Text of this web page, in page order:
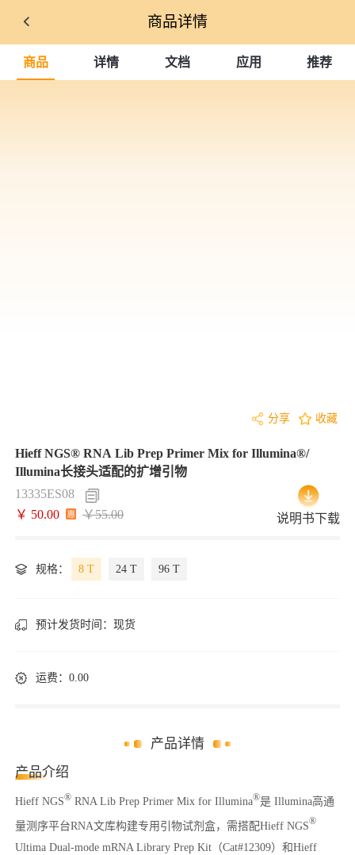
商品详情
商品 详情 文档 应用 推荐
分享 收藏
Hieff NGS® RNA Lib Prep Primer Mix for Illumina®/
Illumina长接头适配的扩增引物
13335ES08
￥ 50.00
￥55.00 说明书下载
规格： 8 T 24 T 96 T
预计发货时间： 现货
运费：0.00
产品详情
产品介绍
Hieff NGS® RNA Lib Prep Primer Mix for Illumina®是 Illumina高通
量测序平台RNA文库构建专用引物试剂盒，需搭配Hieff NGS®
Ultima Dual-mode mRNA Library Prep Kit（Cat#12309）和Hieff